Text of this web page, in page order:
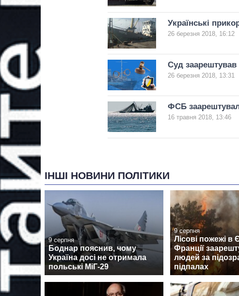
Українські
26 березня 2018, 16:12
Суд
26 березня 2018, 13:31
ФСБ
16 травня 2018, 13:46
ІНШІ НОВИНИ ПОЛІТИКИ
9 серпня
Боднар пояснив, чому
Україна досі не отримала
польські МіГ-29
9 серпня
Лісові пожежі в
Франції
людей за
підпалах